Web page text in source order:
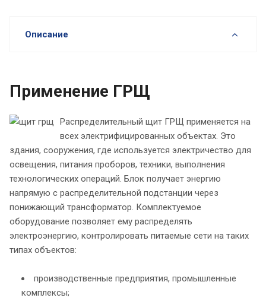
Описание
Применение ГРЩ
Распределительный щит ГРЩ применяется на
всех электрифицированных объектах. Это
здания, сооружения, где используется электричество для
освещения, питания проборов, техники, выполнения
технологических операций. Блок получает энергию
напрямую с распределительной подстанции через
понижающий трансформатор. Комплектуемое
оборудование позволяет ему распределять
электроэнергию, контролировать питаемые сети на таких
типах объектов:
производственные предприятия, промышленные
комплексы;